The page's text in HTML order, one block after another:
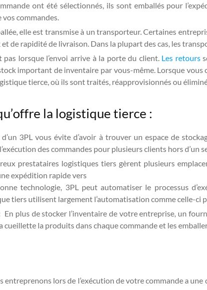
ont été sélectionnés, ils sont emballés pour
commandes.
elle est transmise à un transporteur. Certaines
de rapidité de livraison. Dans la plupart des cas, les
lorsque l’envoi arrive à la porte du client. Les retours
important de inventaire par vous-même. Lorsque
tierce, où ils sont traités, réapprovisionnés ou
la logistique tierce :
d’un 3PL vous évite d’avoir à trouver un espace de
des commandes pour plusieurs clients hors
prestataires logistiques tiers gèrent plusieurs
expédition rapide vers
technologie, 3PL peut automatiser le processus
tiers utilisent largement l’automatisation comme celle-
En plus de stocker l’inventaire de votre entreprise, un
cueillette la produits dans chaque commande et les
entreprenons lors de l’exécution de votre commande a